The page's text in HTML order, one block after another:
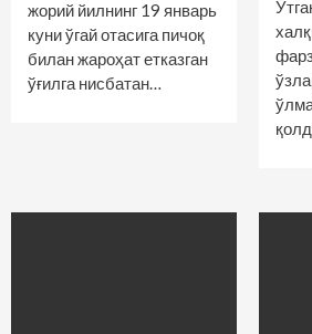
жорий йилнинг 19 январь
куни ўгай отасига пичоқ
билан жароҳат етказган
ўғилга нисбатан…